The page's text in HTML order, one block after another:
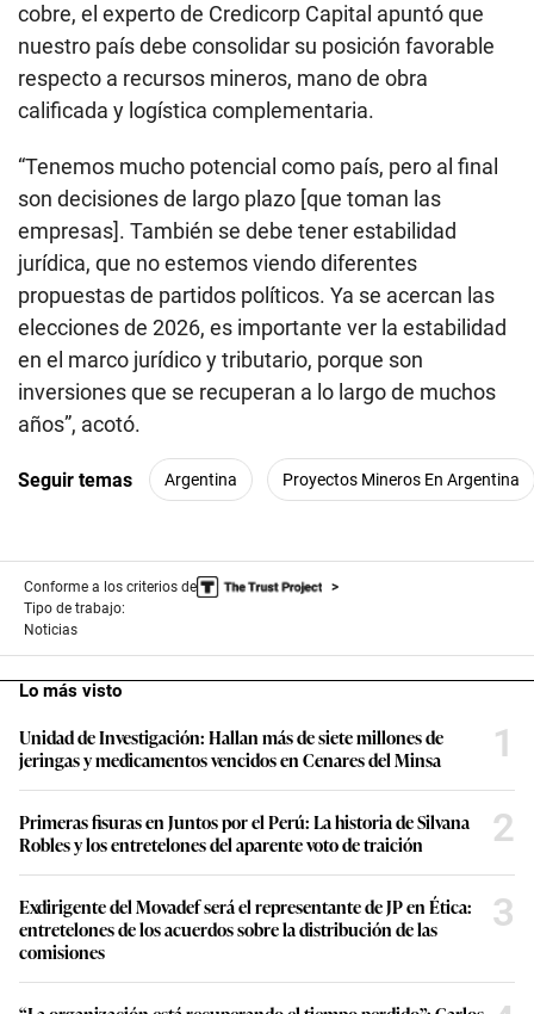
cobre, el experto de Credicorp Capital apuntó que
nuestro país debe consolidar su posición favorable
respecto a recursos mineros, mano de obra
calificada y logística complementaria.
“Tenemos mucho potencial como país, pero al final
son decisiones de largo plazo [que toman las
empresas]. También se debe tener estabilidad
jurídica, que no estemos viendo diferentes
propuestas de partidos políticos. Ya se acercan las
elecciones de 2026, es importante ver la estabilidad
en el marco jurídico y tributario, porque son
inversiones que se recuperan a lo largo de muchos
años”, acotó.
Seguir temas Argentina Proyectos Mineros En Argentina
Conforme a los criterios de
Tipo de trabajo:
Noticias
Lo más visto
Unidad de Investigación: Hallan más de siete millones de
jeringas y medicamentos vencidos en Cenares del Minsa
1
Primeras fisuras en Juntos por el Perú: La historia de Silvana
Robles y los entretelones del aparente voto de traición
2
Exdirigente del Movadef será el representante de JP en Ética:
entretelones de los acuerdos sobre la distribución de las
comisiones
3